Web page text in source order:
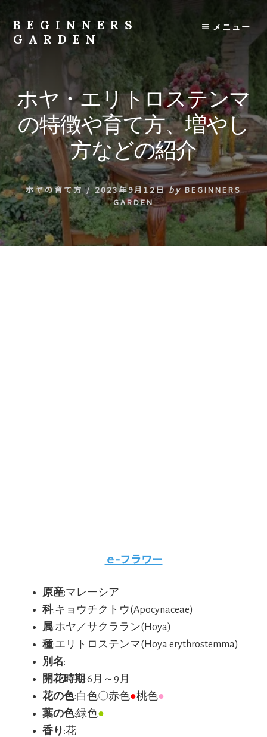
content
BEGINNERS
GARDEN
の
種
類
や
育
て
方
の
紹
介
を
行
メニュー
ホヤ・エリトロステンマ
の特徴や育て方、増やし
方などの紹介
ホヤの育て方/ 2023年9月12日 by BEGINNERS
GARDEN
ｅ-フラワー
原産:マレーシア
科:キョウチクトウ(Apocynaceae)
属:ホヤ／サクララン(Hoya)
種:エリトロステンマ(Hoya erythrostemma)
別名:
開花時期:6月～9月
花の色:白色〇赤色●桃色●
葉の色:緑色●
香り:花